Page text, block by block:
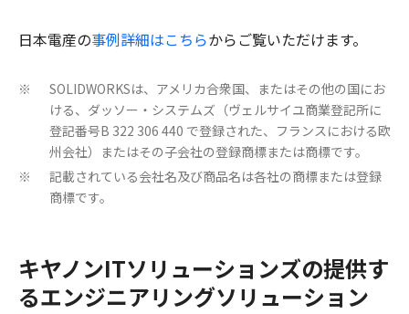
日本電産の事例詳細はこちらからご覧いただけます。
※
SOLIDWORKSは、アメリカ合衆国、またはその他の国にお
ける、ダッソー・システムズ（ヴェルサイユ商業登記所に
登記番号B 322 306 440 で登録された、フランスにおける欧
州会社）またはその子会社の登録商標または商標です。
※
記載されている会社名及び商品名は各社の商標または登録
商標です。
キヤノンITソリューションズの提供す
るエンジニアリングソリューション